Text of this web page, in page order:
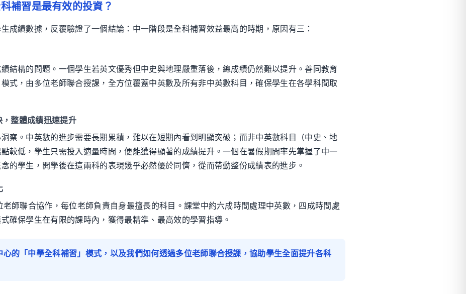
補習是最有效的投資？
成績數據，反覆驗證了一個結論：中一階段是全科補習效益最高的時期，原因有三：
結構的問題。一個學生若英文優秀但中史與地理嚴重落後，總成績仍然難以提升。善同教育
式，由多位老師聯合授課，全方位覆蓋中英數及所有非中英數科目，確保學生在各學科間取
整體成績迅速提升
察。中英數的進步需要長期累積，難以在短期內看到明顯突破；而非中英數科目（中史、地
較低，學生只需投入適量時間，便能獲得顯著的成績提升。一個在暑假期間率先掌握了中一
的學生，開學後在這兩科的表現幾乎必然優於同儕，從而帶動整份成績表的進步。
師聯合協作，每位老師負責自身最擅長的科目。課堂中約六成時間處理中英數，四成時間處
確保學生在有限的課時內，獲得最精準、最高效的學習指導。
心的「中學全科補習」模式，以及我們如何透過多位老師聯合授課，協助學生全面提升各科